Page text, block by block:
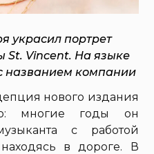
украсил портрет
St. Vincent. На языке
названием компании
нового издания
многие годы он
с работой
в дороге. В